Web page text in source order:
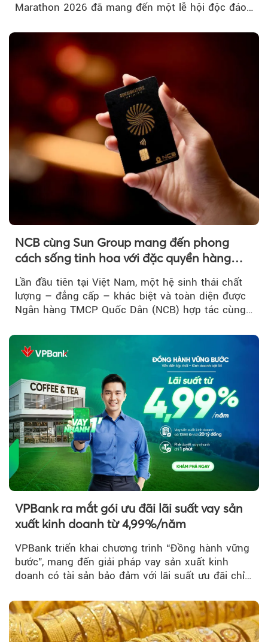
Marathon 2026 đã mang đến một lễ hội độc đáo
NCB cùng Sun Group mang đến phong
cách sống tinh hoa với đặc quyền hàng
đầu Việt Nam
Lần đầu tiên tại Việt Nam, một hệ sinh thái chất
lượng – đẳng cấp – khác biệt và toàn diện được
Ngân hàng TMCP Quốc Dân (NCB) hợp tác cùng
VPBank ra mắt gói ưu đãi lãi suất vay sản
xuất kinh doanh từ 4,99%/năm
VPBank triển khai chương trình “Đồng hành vững
bước”, mang đến giải pháp vay sản xuất kinh
doanh có tài sản bảo đảm với lãi suất ưu đãi chỉ